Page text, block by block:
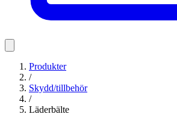
Produkter
/
Skydd/tillbehör
/
Läderbälte